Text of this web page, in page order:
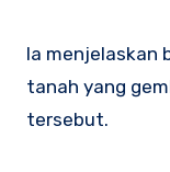
Ia menjelaskan
tanah yang
tersebut.